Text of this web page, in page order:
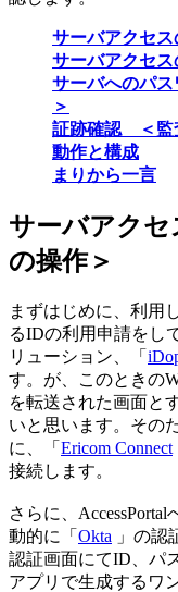
サーバアクセ
サーバアクセ
サーバへのパ
＞
証跡確認 ＜監
動作と構成
まりから一言
サーバアク
の操作＞
まずはじめに、利用
るIDの利用申請をし
リューション、「
す。が、このときの
を転送された画面と
いと思います。その
に、「 Ericom Connect
接続します。
さらに、
動的に「 Okta 」の認
認証画面にてID、パ
アプリで生成するワ